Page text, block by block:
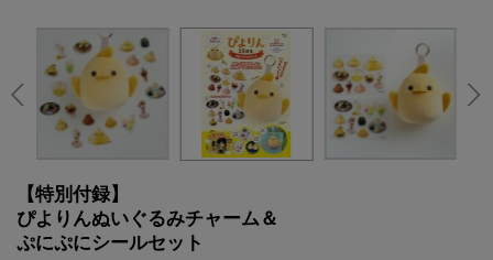
【特別付録】
ぴよりんぬいぐるみチャーム＆
ぷにぷにシールセット